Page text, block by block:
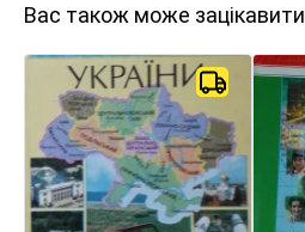
Вас також може зацікавити